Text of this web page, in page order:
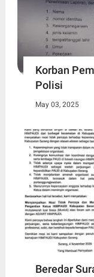
Korban
Polisi
May 03, 2025
Beredar